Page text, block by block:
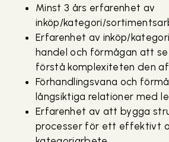
Minst 3 års erfarenhet av
inköp/kategori/
Erfarenhet av inköp/
handel och förmågan att
förstå komplexiteten den
Förhandlingsvana och
långsiktiga relationer med
Erfarenhet av att bygga
processer för ett effektivt